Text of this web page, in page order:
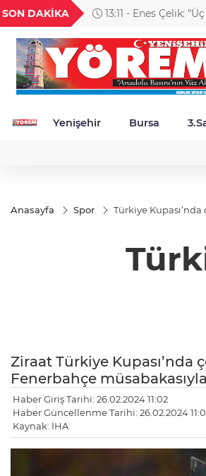
SON DAKİKA
13:11 - Enes Çelik:
18,2677
TND
16,3788
Yenişehir Bursa
Anasayfa Spor Türkiye
Ziraat Türkiye
Fenerbahçe
Haber Giriş Tarihi: 26.02.2024 11:02
Haber Güncellenme Tarihi: 26.02.2024
Kaynak: İHA